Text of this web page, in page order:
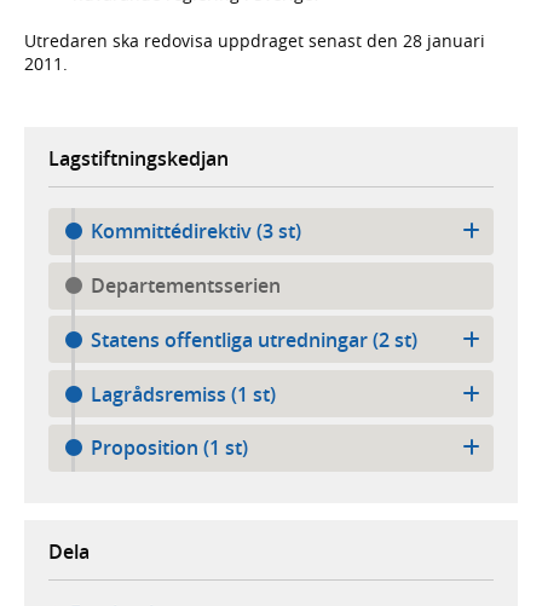
Utredaren ska redovisa uppdraget senast den 28 januari
2011.
Lagstiftningskedjan
Kommittédirektiv (3 st)
Departementsserien
Statens offentliga utredningar (2 st)
Lagrådsremiss (1 st)
Proposition (1 st)
Dela